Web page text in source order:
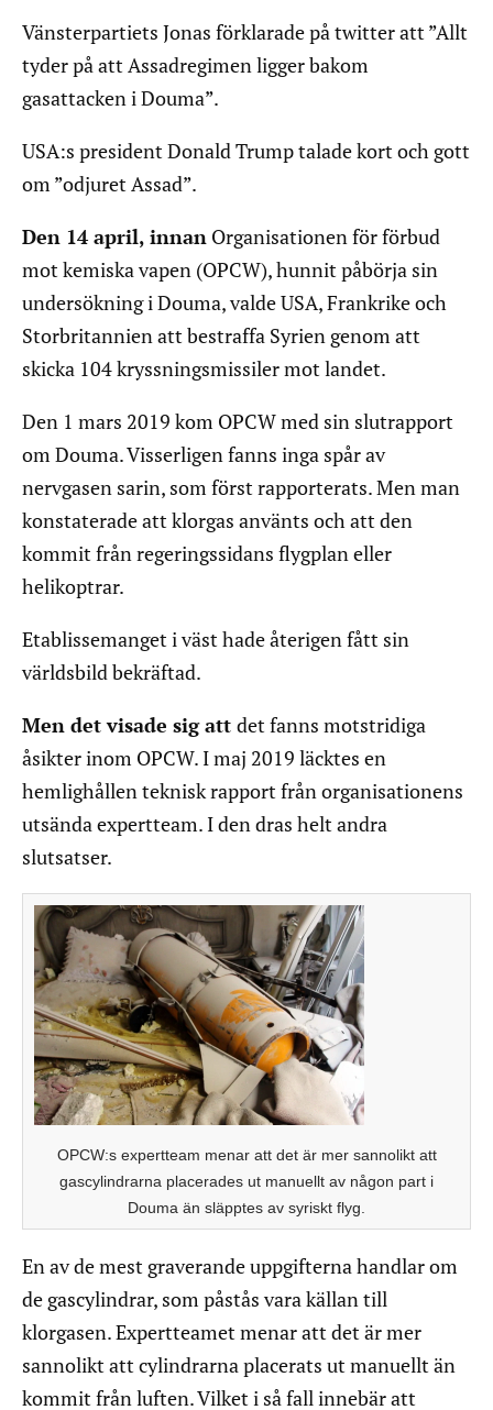
Vänsterpartiets Jonas förklarade på twitter att ”Allt
tyder på att Assadregimen ligger bakom
gasattacken i Douma”.
USA:s president Donald Trump talade kort och gott
om ”odjuret Assad”.
Den 14 april, innan Organisationen för förbud
mot kemiska vapen (OPCW), hunnit påbörja sin
undersökning i Douma, valde USA, Frankrike och
Storbritannien att bestraffa Syrien genom att
skicka 104 kryssningsmissiler mot landet.
Den 1 mars 2019 kom OPCW med sin slutrapport
om Douma. Visserligen fanns inga spår av
nervgasen sarin, som först rapporterats. Men man
konstaterade att klorgas använts och att den
kommit från regeringssidans flygplan eller
helikoptrar.
Etablissemanget i väst hade återigen fått sin
världsbild bekräftad.
Men det visade sig att det fanns motstridiga
åsikter inom OPCW. I maj 2019 läcktes en
hemlighållen teknisk rapport från organisationens
utsända expertteam. I den dras helt andra
slutsatser.
OPCW:s expertteam menar att det är mer sannolikt att
gascylindrarna placerades ut manuellt av någon part i
Douma än släpptes av syriskt flyg.
En av de mest graverande uppgifterna handlar om
de gascylindrar, som påstås vara källan till
klorgasen. Expertteamet menar att det är mer
sannolikt att cylindrarna placerats ut manuellt än
kommit från luften. Vilket i så fall innebär att